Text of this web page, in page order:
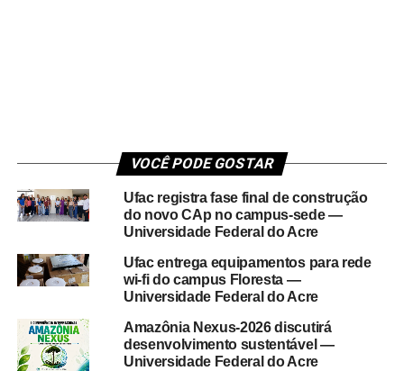
VOCÊ PODE GOSTAR
Ufac registra fase final de construção
do novo CAp no campus-sede —
Universidade Federal do Acre
Ufac entrega equipamentos para rede
wi-fi do campus Floresta —
Universidade Federal do Acre
Amazônia Nexus-2026 discutirá
desenvolvimento sustentável —
Universidade Federal do Acre